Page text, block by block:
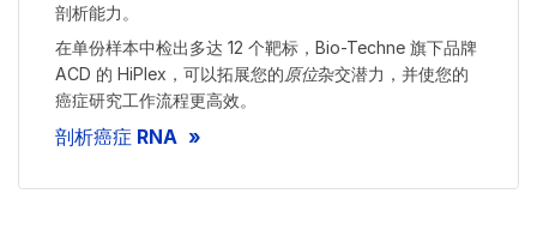
剖析能力。
在单份样本中检出多达 12 个靶标，Bio-Techne 旗下品牌
ACD 的 HiPlex，可以拓展您的原位杂交潜力，并使您的
癌症研究工作流程更高效。
剖析癌症 RNA